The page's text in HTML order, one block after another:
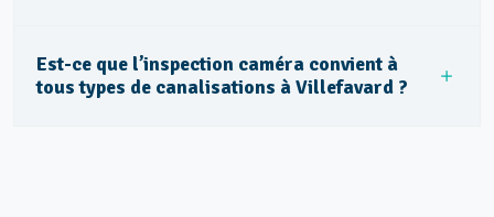
Est-ce que l’inspection caméra convient à
tous types de canalisations à Villefavard ?